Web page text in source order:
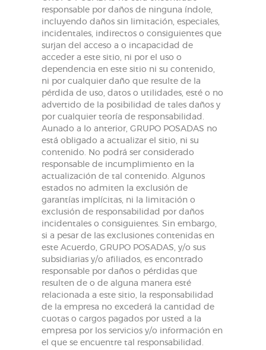
responsable por daños de ninguna índole,
incluyendo daños sin limitación, especiales,
incidentales, indirectos o consiguientes que
surjan del acceso a o incapacidad de
acceder a este sitio, ni por el uso o
dependencia en este sitio ni su contenido,
ni por cualquier daño que resulte de la
pérdida de uso, datos o utilidades, esté o no
advertido de la posibilidad de tales daños y
por cualquier teoría de responsabilidad.
Aunado a lo anterior, GRUPO POSADAS no
está obligado a actualizar el sitio, ni su
contenido. No podrá ser considerado
responsable de incumplimiento en la
actualización de tal contenido. Algunos
estados no admiten la exclusión de
garantías implícitas, ni la limitación o
exclusión de responsabilidad por daños
incidentales o consiguientes. Sin embargo,
si a pesar de las exclusiones contenidas en
este Acuerdo, GRUPO POSADAS, y/o sus
subsidiarias y/o afiliados, es encontrado
responsable por daños o pérdidas que
resulten de o de alguna manera esté
relacionada a este sitio, la responsabilidad
de la empresa no excederá la cantidad de
cuotas o cargos pagados por usted a la
empresa por los servicios y/o información en
el que se encuentre tal responsabilidad.